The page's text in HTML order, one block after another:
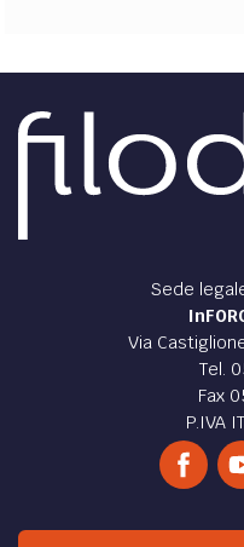
Sede
Via
Tel.
Fax
P.IVA